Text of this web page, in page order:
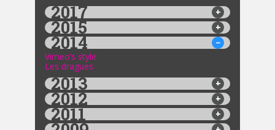
2017
2015
2014
Vimeo’s style
Les dragues
2013
2012
2011